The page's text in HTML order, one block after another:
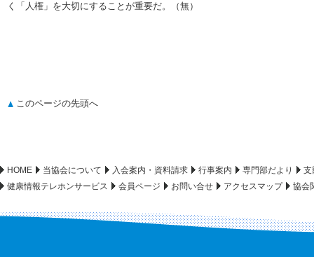
く「人権」を大切にすることが重要だ。（無）
このページの先頭へ
HOME 当協会について 入会案内・資料請求 行事案内 専門部だより
支
健康情報テレホンサービス
会員ページ お問い合せ アクセスマップ 協会